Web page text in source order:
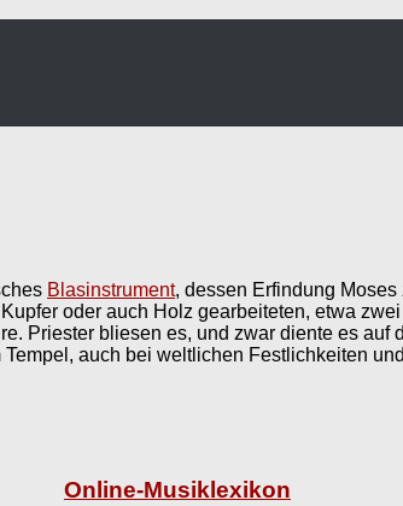
Blasinstrument, dessen Erfindung
oder auch Holz gearbeiteten, etwa
Priester bliesen es, und zwar diente es auf
auch bei weltlichen Festlichkeiten
Online-Musiklexikon